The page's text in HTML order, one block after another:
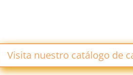
Visita nuestro catálogo de